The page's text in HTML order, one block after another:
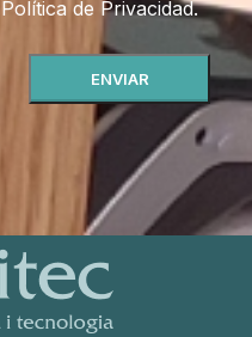
Política de Privacidad.